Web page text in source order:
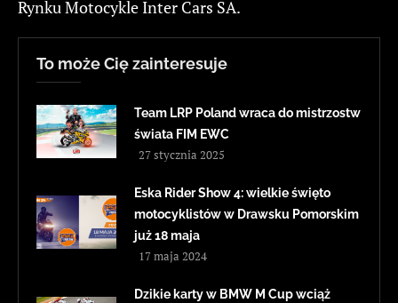
Rynku Motocykle Inter Cars SA.
To może Cię zainteresuje
Team LRP Poland wraca do mistrzostw
świata FIM EWC
27 stycznia 2025
Eska Rider Show 4: wielkie święto
motocyklistów w Drawsku Pomorskim
już 18 maja
17 maja 2024
Dzikie karty w BMW M Cup wciąż